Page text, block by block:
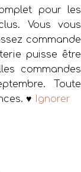
pour les
Vous vous
commande
puisse être
commandes
Toute
♥
Ignorer